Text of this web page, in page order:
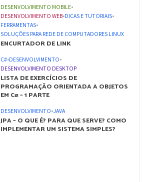
DESENVOLVIMENTO MOBILE•
DESENVOLVIMENTO WEB•DICAS E TUTORIAIS•
FERRAMENTAS•
SOLUÇÕES PARA REDE DE COMPUTADORES LINUX
ENCURTADOR DE LINK
C#•DESENVOLVIMENTO•
DESENVOLVIMENTO DESKTOP
LISTA DE EXERCÍCIOS DE
PROGRAMAÇÃO ORIENTADA A OBJETOS
EM C# – 1 PARTE
DESENVOLVIMENTO•JAVA
JPA – O QUE É? PARA QUE SERVE? COMO
IMPLEMENTAR UM SISTEMA SIMPLES?